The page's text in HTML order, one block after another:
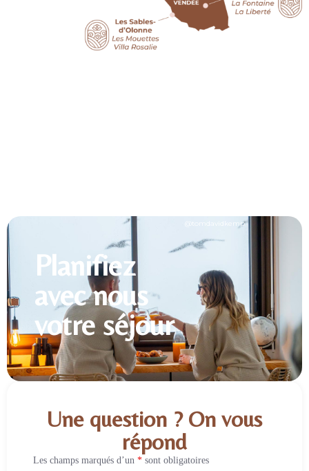
Planifiez
avec nous
votre séjour
@tomdavidkemp
Une question ? On vous
répond
Les champs marqués d’un * sont obligatoires